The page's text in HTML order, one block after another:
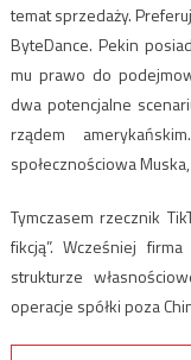
temat sprzedaży.
ByteDance. Pekin
mu prawo do
dwa potencjalne
rządem
społecznościowa
Tymczasem rzecznik
fikcją”. Wcześniej
strukturze
operacje spółki poza